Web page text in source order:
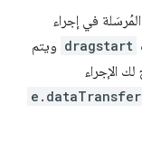
في إجراء
dragstart ويتم
الإجراء